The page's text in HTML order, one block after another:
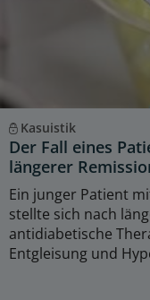
Kasuistik
Der Fall eines
längerer
Ein junger Patient
stellte sich nach
antidiabetische
Entgleisung und